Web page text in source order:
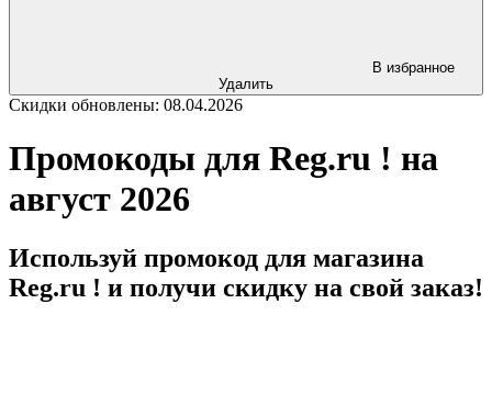
В избранное
Удалить
Скидки обновлены: 08.04.2026
Промокоды для Reg.ru ! на
август 2026
Используй промокод для магазина
Reg.ru ! и получи скидку на свой заказ!